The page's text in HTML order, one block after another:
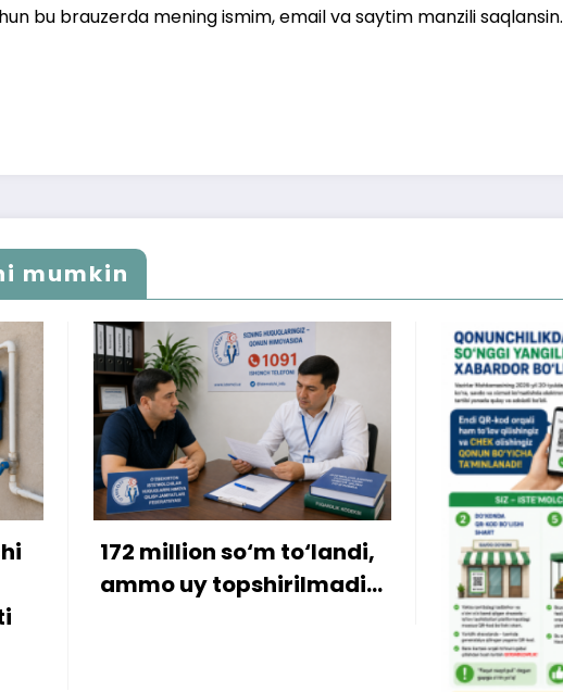
bu brauzerda mening ismim, email va saytim manzili saqlansin.
mumkin
172 million so‘m to‘landi,
ammo uy topshirilmadi…